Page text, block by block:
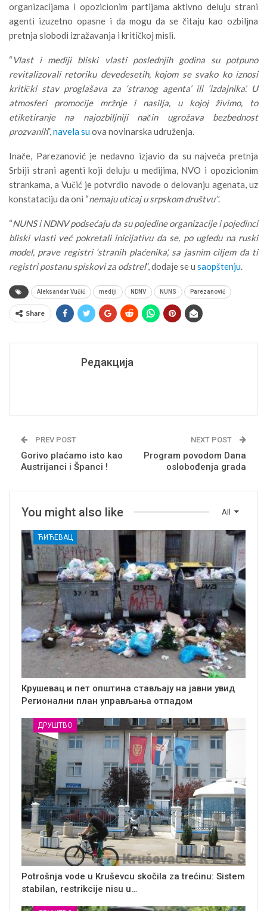
organizacijama i opozicionim partijama aktivno deluju strani
agenti izuzetno opasne i da mogu da se čitaju kao ozbiljna
pretnja slobodi izražavanja i kritičkoj misli.
“Vlast i mediji bliski vlasti poslednjih godina su potpuno
revitalizovali retoriku devedesetih, kojom se svako ko iznosi
kritički stav proglašava za ‘stranog agenta’ ili ‘izdajnika’. U
atmosferi promocije mržnje i nasilja, u kojoj živimo, to
etiketiranje na najozbiljniji način ugrožava bezbednost
prozvanih”,navela suova novinarska udruženja.
Inače, Parezanović je nedavno izjavio da su najveća pretnja
Srbiji strani agenti koji deluju u medijima, NVO i opozicionim
strankama, a Vučić je potvrdio navode o delovanju agenata, uz
konstataciju da oni “nemaju uticaj u srpskom društvu”.
“NUNS i NDNV podsećaju da su pojedine organizacije i pojedinci
bliski vlasti već pokretali inicijativu da se, po ugledu na ruski
model, prave registri ‘stranih plaćenika’, sa jasnim ciljem da ti
registri postanu spiskovi za odstrel”, dodaje se u saopštenju.
Aleksandar Vučić mediji NDNV NUNS Parezanović
Share
Редакција
PREV POST
Gorivo plaćamo isto kao
Austrijanci i Španci !
NEXT POST
Program povodom Dana
oslobođenja grada
All
You might also like
ЋИЋЕВАЦ
Крушевац и пет општина стављају на јавни увид
Регионални план управљања отпадом
ДРУШТВО
Potrošnja vode u Kruševcu skočila za trećinu: Sistem
stabilan, restrikcije nisu u…